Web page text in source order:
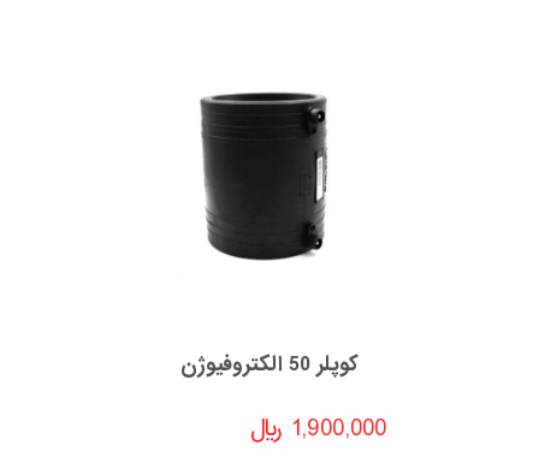
کوپلر 50 الکتروفیوژن
﷼ 1,900,000